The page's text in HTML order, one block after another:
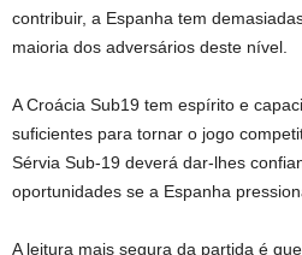
contribuir, a Espanha tem
maioria dos adversários deste nível.
A Croácia Sub19 tem espírito e
suficientes para tornar o jogo
Sérvia Sub-19 deverá dar-lhes
oportunidades se a Espanha
A leitura mais segura da partida é